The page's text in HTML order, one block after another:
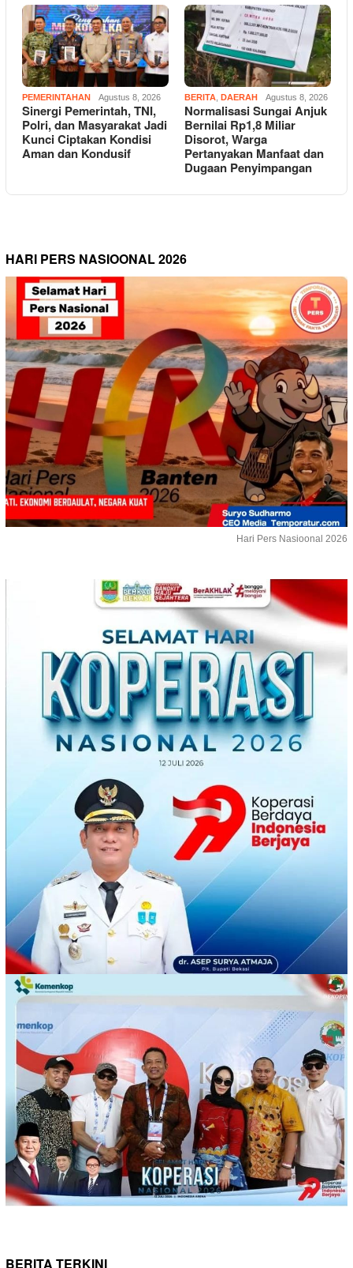
PEMERINTAHAN Agustus 8, 2026
Sinergi Pemerintah, TNI,
Polri, dan Masyarakat Jadi
Kunci Ciptakan Kondisi
Aman dan Kondusif
BERITA, DAERAH Agustus 8, 2026
Normalisasi Sungai Anjuk
Bernilai Rp1,8 Miliar
Disorot, Warga
Pertanyakan Manfaat dan
Dugaan Penyimpangan
HARI PERS NASIOONAL 2026
Hari Pers Nasioonal 2026
BERITA TERKINI
Dorong Kreasi Kuliner Bekasi Menuju Pasar